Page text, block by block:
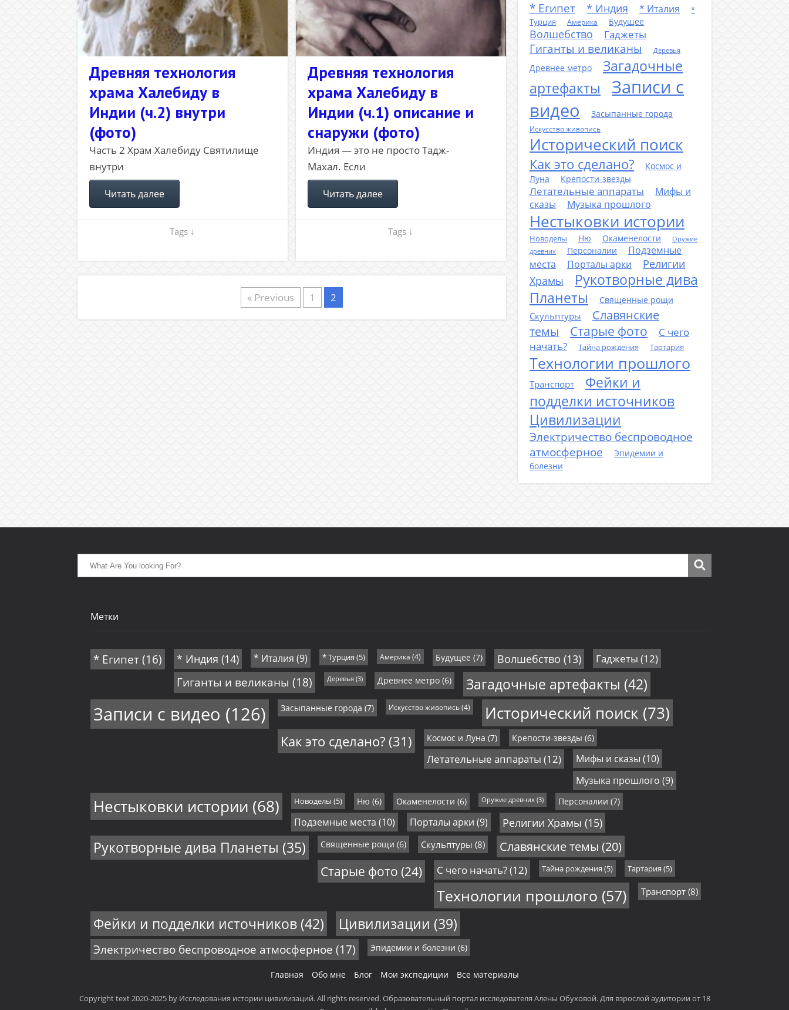
Древняя технология
храма Халебиду в
Индии (ч.2) внутри
(фото)
Часть 2 Храм Халебиду Святилище
внутри
Читать далее
Tags ↓
Древняя технология
храма Халебиду в
Индии (ч.1) описание и
снаружи (фото)
Индия — это не просто Тадж-
Махал. Если
Читать далее
Tags ↓
« Previous 1 2
* Египет * Индия * Италия
*
Турция
Америка Будущее
Волшебство Гаджеты
Гиганты и великаны Деревья
Древнее метро
Загадочные
артефакты
Записи с
видео
Засыпанные города
Искусство живопись
Исторический поиск
Как это сделано?
Космос и
Луна
Крепости-звезды
Летательные аппараты
Мифы и
сказы
Музыка прошлого
Нестыковки истории
Новоделы Ню Окаменелости
Оружие
древних
Персоналии
Подземные
места
Порталы арки
Религии
Храмы
Рукотворные дива
Планеты
Священные рощи
Скульптуры
Славянские
темы
Старые фото
С чего
начать?
Тайна рождения Тартария
Технологии прошлого
Транспорт
Фейки и
подделки источников
Цивилизации
Электричество беспроводное
атмосферное
Эпидемии и
болезни
Метки
* Египет(16) * Индия (14) * Италия (9) * Турция (5) Америка (4) Будущее (7) Волшебство (13) Гаджеты (12)
Гиганты и великаны (18) Деревья(3) Древнее метро(6) Загадочные артефакты (42)
Записи с видео (126) Засыпанные города (7) Искусство живопись(4) Исторический поиск (73)
Как это сделано?(31) Космос и Луна (7) Крепости-звезды (6)
Летательные аппараты (12) Мифы и сказы (10)
Музыка прошлого (9)
Нестыковки истории (68) Новоделы (5) Ню (6) Окаменелости (6) Оружие древних(3) Персоналии (7)
Подземные места (10) Порталы арки (9) Религии Храмы (15)
Рукотворные дива Планеты (35) Священные рощи (6) Скульптуры (8) Славянские темы (20)
Старые фото (24) С чего начать?(12) Тайна рождения (5) Тартария (5)
Технологии прошлого (57) Транспорт(8)
Фейки и подделки источников(42) Цивилизации (39)
Электричество беспроводное атмосферное (17) Эпидемии и болезни (6)
Главная Обо мне Блог Мои экспедиции Все материалы
Copyright text 2020-2025 by Исследования истории цивилизаций. All rights reserved. Образовательный портал исследователя Алены Обуховой. Для взрослой аудитории от 18